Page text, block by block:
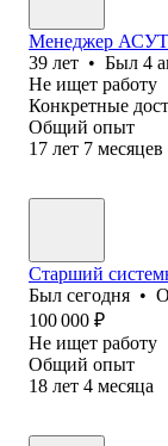
Менеджер
39 лет • Был 4
Не ищет работу
Конкретные
Общий опыт
17 лет 7 месяцев
Старший
Был сегодня •
100 000 ₽
Не ищет работу
Общий опыт
18 лет 4 месяца